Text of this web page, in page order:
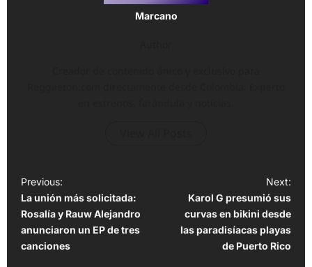
Marcano
P
o
s
t
Previous:
La unión más solicitada:
Rosalía y Rauw Alejandro
anunciaron un EP de tres
canciones
Next:
Karol G presumió sus
curvas en bikini desde
las paradisíacas playas
de Puerto Rico